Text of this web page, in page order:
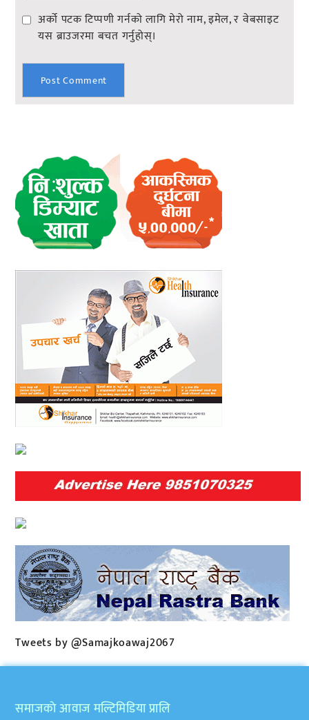
अर्को पटक टिप्पणी गर्नको लागि मेरो नाम, इमेल, र वेबसाइट
यस ब्राउजरमा बचत गर्नुहोस्।
Tweets by @Samajkoawaj2067
समाजकाे आवाज मल्टिमिडिया प्रालि